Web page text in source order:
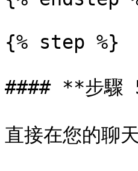
{% step %}
#### **步驟
直接在您的聊